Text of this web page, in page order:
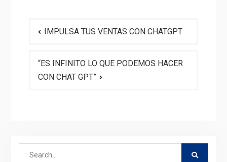
IMPULSA TUS VENTAS CON CHATGPT
“ES INFINITO LO QUE PODEMOS HACER
CON CHAT GPT”